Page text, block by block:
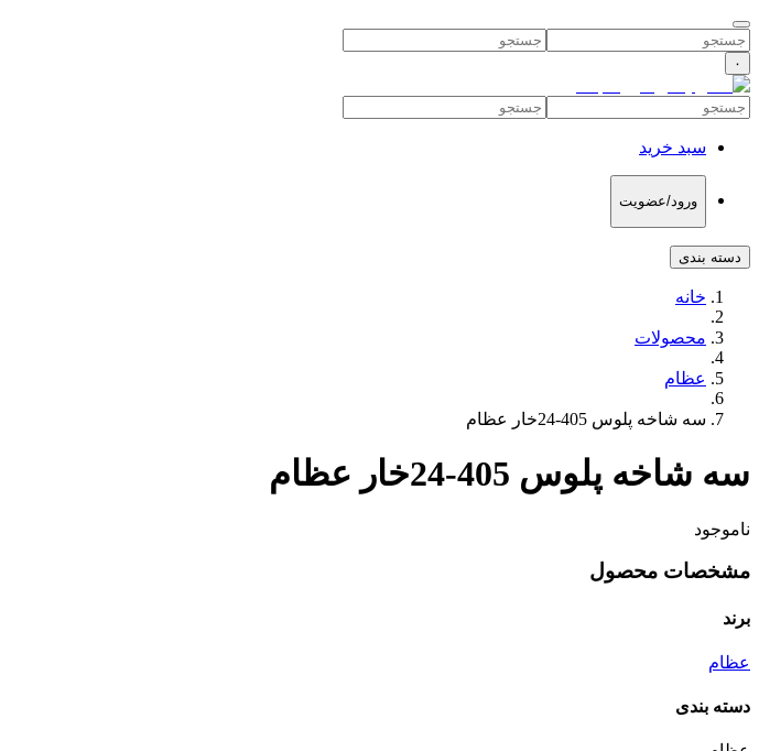
۰
سبد خرید
ورود/عضویت
دسته بندی
خانه
محصولات
عظام
سه شاخه پلوس 405-24خار عظام
سه شاخه پلوس 405-24خار عظام
ناموجود
مشخصات محصول
برند
عظام
دسته بندی